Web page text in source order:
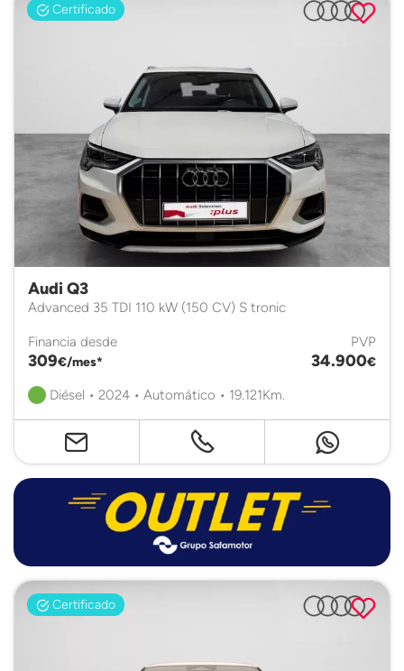
Certificado
Audi Q3
Advanced 35 TDI 110 kW (150 CV) S tronic
Financia desde
309€/mes*
PVP
34.900€
Diésel • 2024 • Automático • 19.121Km.
Certificado